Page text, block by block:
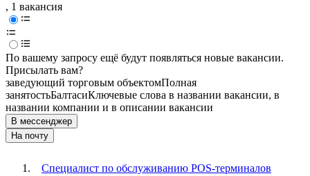
, 1 вакансия
По вашему запросу ещё будут появляться новые вакансии.
Присылать вам?
заведующий торговым объектомПолная
занятостьБалтасиКлючевые слова в названии вакансии, в
названии компании и в описании вакансии
В мессенджер
На почту
Специалист по обслуживанию POS-терминалов